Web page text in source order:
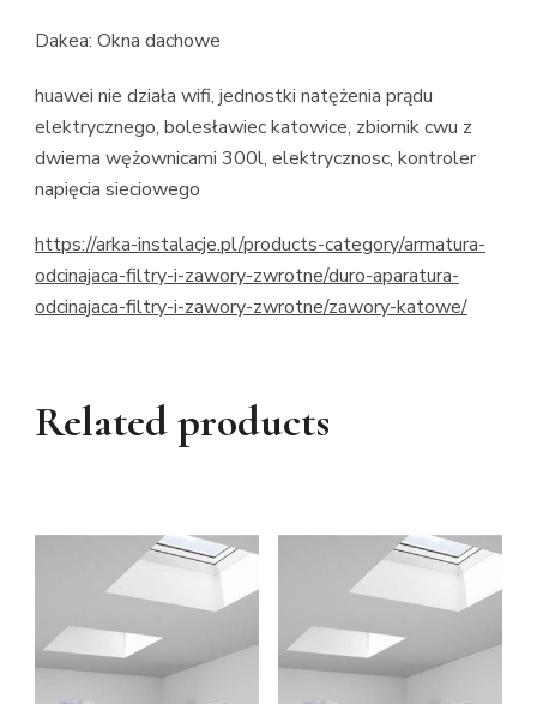
Dakea: Okna dachowe
huawei nie działa wifi, jednostki natężenia prądu
elektrycznego, bolesławiec katowice, zbiornik cwu z
dwiema wężownicami 300l, elektrycznosc, kontroler
napięcia sieciowego
https://arka-instalacje.pl/products-category/armatura-
odcinajaca-filtry-i-zawory-zwrotne/duro-aparatura-
odcinajaca-filtry-i-zawory-zwrotne/zawory-katowe/
Related products